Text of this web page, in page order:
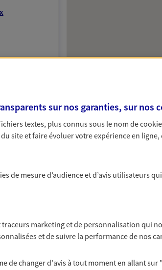
JEREMY
sur nos garanties, sur nos
textes, plus connus sous le nom de
site et faire évoluer votre expérience en ligne,
de mesure d’audience et d’avis utilisateurs
traceurs marketing et de personnalisation qui
et de suivre la performance de nos
de changer d'avis à tout moment en allant sur